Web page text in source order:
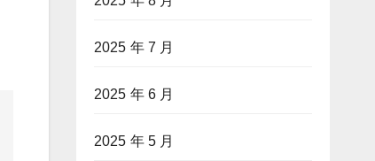
2025 年 7 月
2025 年 6 月
2025 年 5 月